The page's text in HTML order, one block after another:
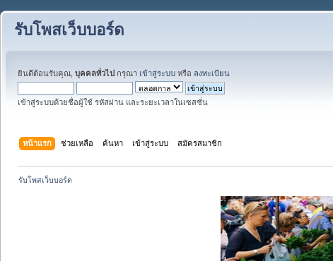
รับโพสเว็บบอร์ด
ยินดีต้อนรับคุณ, บุคคลทั่วไป กรุณา เข้าสู่ระบบ หรือ ลงทะเบียน
เข้าสู่ระบบด้วยชื่อผู้ใช้ รหัสผ่าน และระยะเวลาในเซสชั่น
หน้าแรก ช่วยเหลือ ค้นหา เข้าสู่ระบบ สมัครสมาชิก
รับโพสเว็บบอร์ด